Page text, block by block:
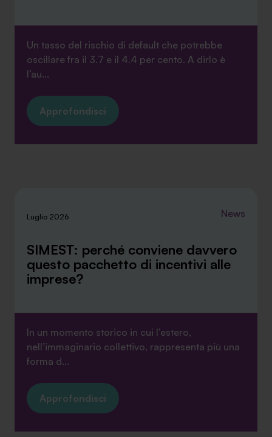
Un tasso del rischio di default che potrebbe
oscillare fra il 3.7 e il 4.4 per cento. A dirlo è
l’au...
Approfondisci
Luglio 2026 News
SIMEST: perché conviene davvero
questo pacchetto di incentivi alle
imprese?
In un momento storico in cui l’estero,
nell’immaginario collettivo, rappresenta più una
forma d...
Approfondisci